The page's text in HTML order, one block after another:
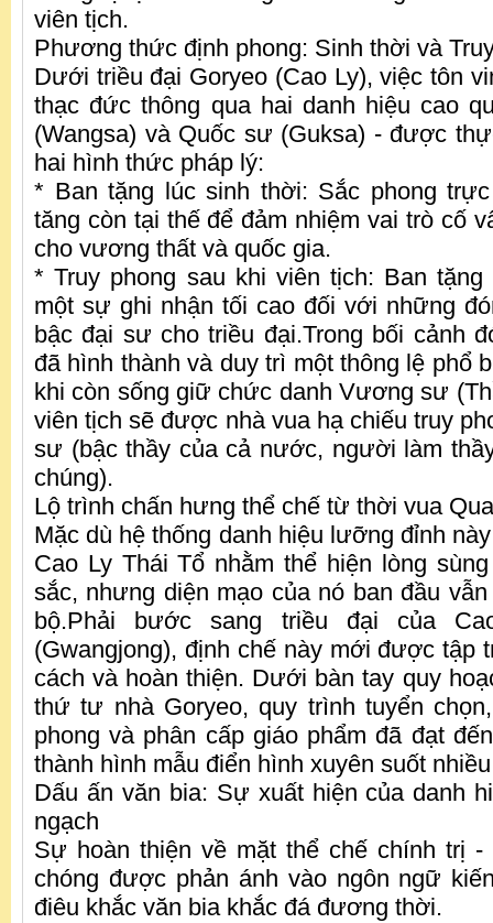
viên tịch.
Phương thức định phong: Sinh thời và
Dưới triều đại Goryeo (Cao Ly), việc tôn
thạc đức thông qua hai danh hiệu cao
(Wangsa) và Quốc sư (Guksa) - được
hai hình thức pháp lý:
* Ban tặng lúc sinh thời: Sắc phong
tăng còn tại thế để đảm nhiệm vai trò cố
cho vương thất và quốc gia.
* Truy phong sau khi viên tịch: Ban
một sự ghi nhận tối cao đối với những
bậc đại sư cho triều đại.Trong bối cảnh
đã hình thành và duy trì một thông lệ phổ
khi còn sống giữ chức danh Vương sư
viên tịch sẽ được nhà vua hạ chiếu truy
sư (bậc thầy của cả nước, người làm
chúng).
Lộ trình chấn hưng thể chế từ thời vua
Mặc dù hệ thống danh hiệu lưỡng đỉnh
Cao Ly Thái Tổ nhằm thể hiện lòng
sắc, nhưng diện mạo của nó ban đầu
bộ.Phải bước sang triều đại của
(Gwangjong), định chế này mới được tập
cách và hoàn thiện. Dưới bàn tay quy
thứ tư nhà Goryeo, quy trình tuyển
phong và phân cấp giáo phẩm đã đạt
thành hình mẫu điển hình xuyên suốt
Dấu ấn văn bia: Sự xuất hiện của danh
ngạch
Sự hoàn thiện về mặt thể chế chính trị -
chóng được phản ánh vào ngôn ngữ
điêu khắc văn bia khắc đá đương thời.